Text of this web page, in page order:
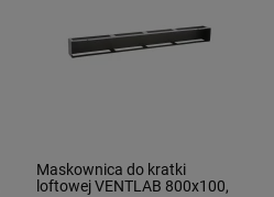
Maskownica do kratki
loftowej VENTLAB 800x100,